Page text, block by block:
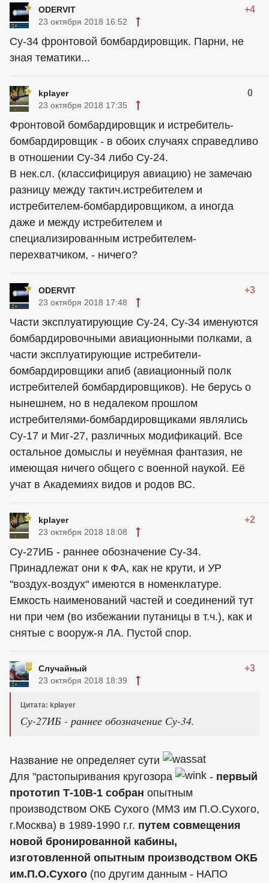
ODERVIT +4
23 октября 2018 16:52
Су-34 фронтовой бомбардировщик. Парни, не
зная тематики...
kplayer 0
23 октября 2018 17:35
Фронтовой бомбардировщик и истребитель-
бомбардировщик - в обоих случаях справедливо
в отношении Су-34 либо Су-24.
В нек.сл. (классифицируя авиацию) не замечаю
разницу между тактич.истребителем и
истребителем-бомбардировщиком, а иногда
даже и между истребителем и
специализированным истребителем-
перехватчиком, - ничего?
ODERVIT +3
23 октября 2018 17:48
Части эксплуатирующие Су-24, Су-34 именуются
бомбардировочными авиационными полками, а
части эксплуатирующие истребители-
бомбардировщики апиб (авиационный полк
истребителей бомбардировщиков). Не берусь о
нынешнем, но в недалеком прошлом
истребителями-бомбардировщиками являлись
Су-17 и Миг-27, различных модификаций. Все
остальное домыслы и неуёмная фантазия, не
имеющая ничего общего с военной наукой. Её
учат в Академиях видов и родов ВС.
kplayer +2
23 октября 2018 18:08
Су-27ИБ - раннее обозначение Су-34.
Принадлежат они к ФА, как не крути, и УР
"воздух-воздух" имеются в номенклатуре.
Емкость наименований частей и соединений тут
ни при чем (во избежании путаницы в т.ч.), как и
снятые с вооруж-я ЛА. Пустой спор.
Случайный +3
23 октября 2018 18:39
Цитата: kplayer
Су-27ИБ - раннее обозначение Су-34.
Название не определяет сути
Для "растопыривания кругозора
- первый
прототип Т-10В-1 собран опытным
производством ОКБ Сухого (ММЗ им П.О.Сухого,
г.Москва) в 1989-1990 г.г. путем совмещения
новой бронированной кабины,
изготовленной опытным производством ОКБ
им.П.О.Сухого (по другим данным - НАПО